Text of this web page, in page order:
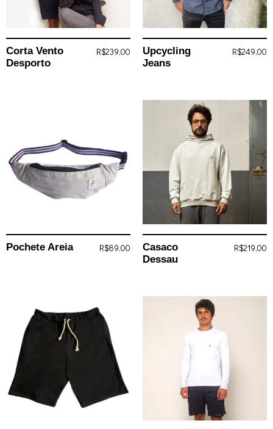
Corta Vento
Desporto
R$239,00
Upcycling
Jeans
R$249,00
Pochete Areia R$89,00
Casaco
Dessau
R$219,00